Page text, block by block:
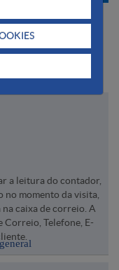
+ Buscador
a leitura do contador,
momento da visita,
caixa de correio. A
Correio, Telefone, E-
general